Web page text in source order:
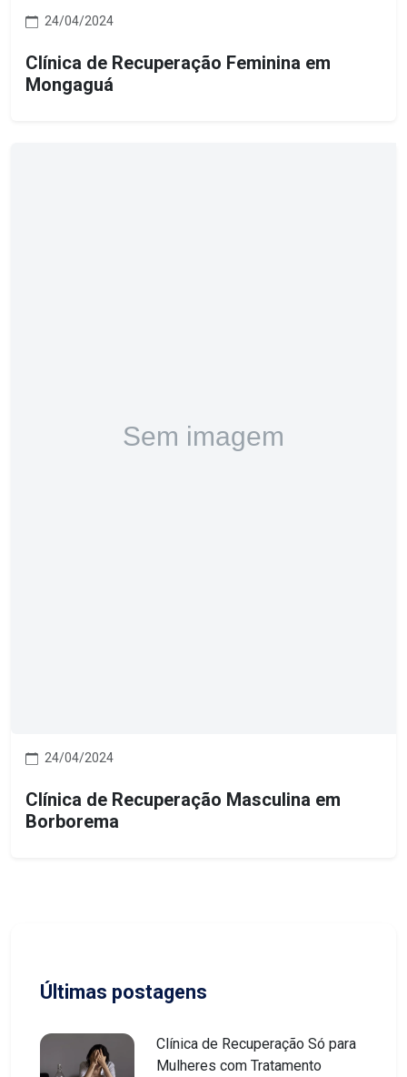
24/04/2024
Clínica de Recuperação Feminina em
Mongaguá
24/04/2024
Clínica de Recuperação Masculina em
Borborema
Últimas postagens
Clínica de Recuperação Só para
Mulheres com Tratamento